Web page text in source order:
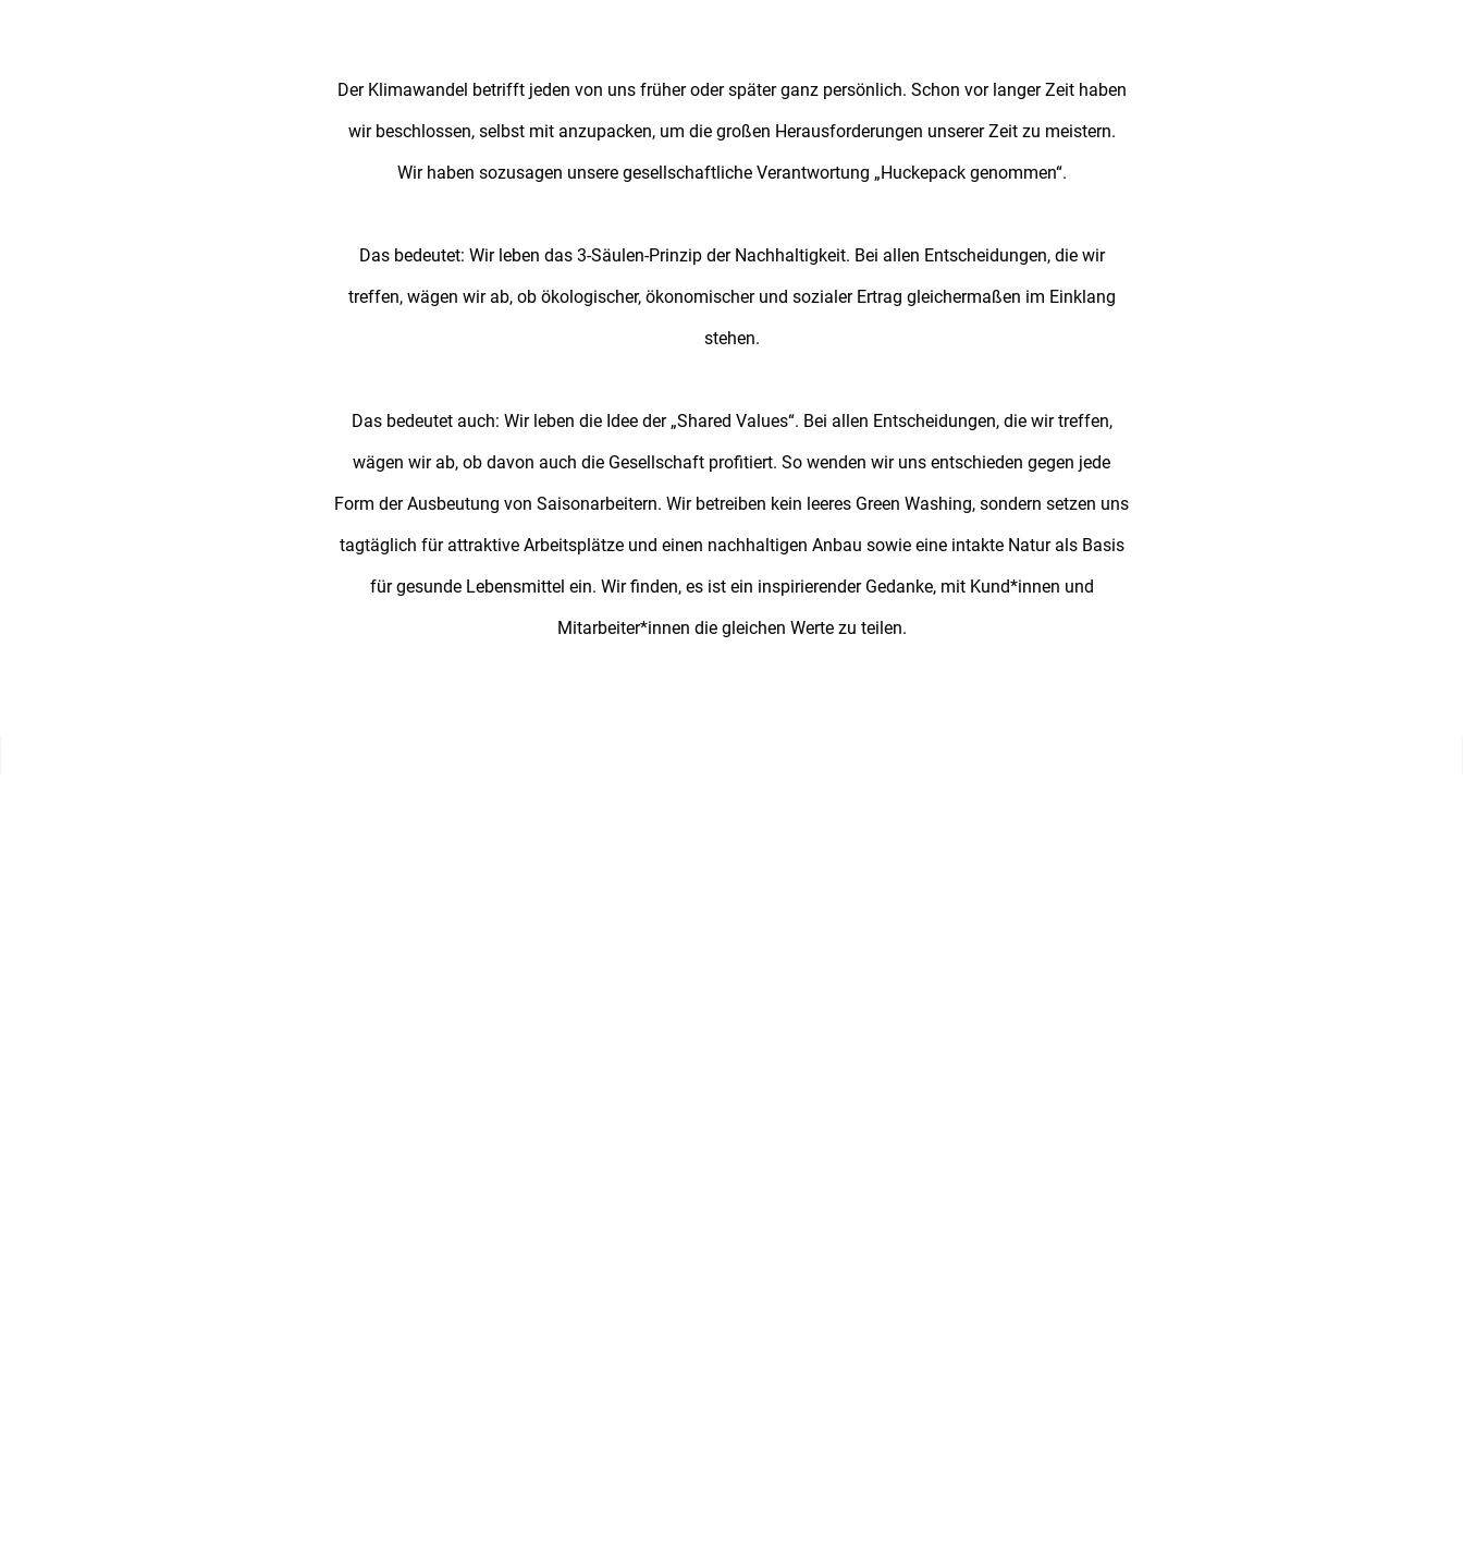
Der Klimawandel betrifft jeden von uns früher oder später ganz persönlich. Schon vor langer Zeit haben
wir beschlossen, selbst mit anzupacken, um die großen Herausforderungen unserer Zeit zu meistern.
Wir haben sozusagen unsere gesellschaftliche Verantwortung „Huckepack genommen“.
Das bedeutet: Wir leben das 3-Säulen-Prinzip der Nachhaltigkeit. Bei allen Entscheidungen, die wir
treffen, wägen wir ab, ob ökologischer, ökonomischer und sozialer Ertrag gleichermaßen im Einklang
stehen.
Das bedeutet auch: Wir leben die Idee der „Shared Values“. Bei allen Entscheidungen, die wir treffen,
wägen wir ab, ob davon auch die Gesellschaft profitiert. So wenden wir uns entschieden gegen jede
Form der Ausbeutung von Saisonarbeitern. Wir betreiben kein leeres Green Washing, sondern setzen uns
tagtäglich für attraktive Arbeitsplätze und einen nachhaltigen Anbau sowie eine intakte Natur als Basis
für gesunde Lebensmittel ein. Wir finden, es ist ein inspirierender Gedanke, mit Kund*innen und
Mitarbeiter*innen die gleichen Werte zu teilen.